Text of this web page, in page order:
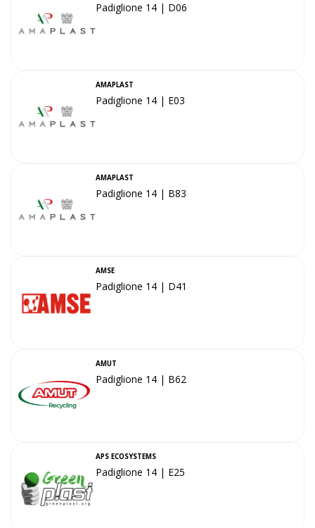
Padiglione 14 | D06
AMAPLAST
Padiglione 14 | E03
AMAPLAST
Padiglione 14 | B83
AMSE
Padiglione 14 | D41
AMUT
Padiglione 14 | B62
APS ECOSYSTEMS
Padiglione 14 | E25